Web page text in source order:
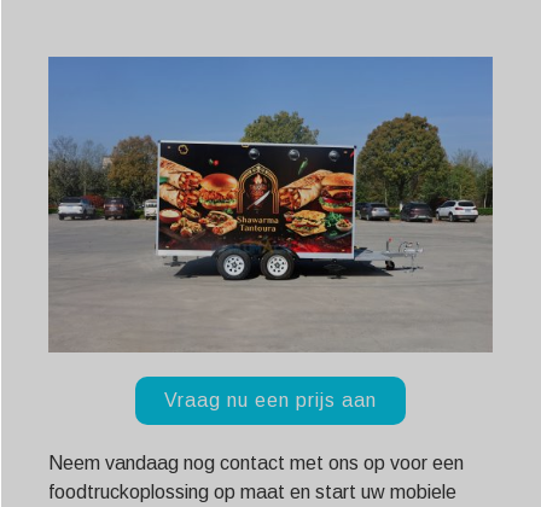
Vraag nu een prijs aan
Neem vandaag nog contact met ons op voor een
foodtruckoplossing op maat en start uw mobiele